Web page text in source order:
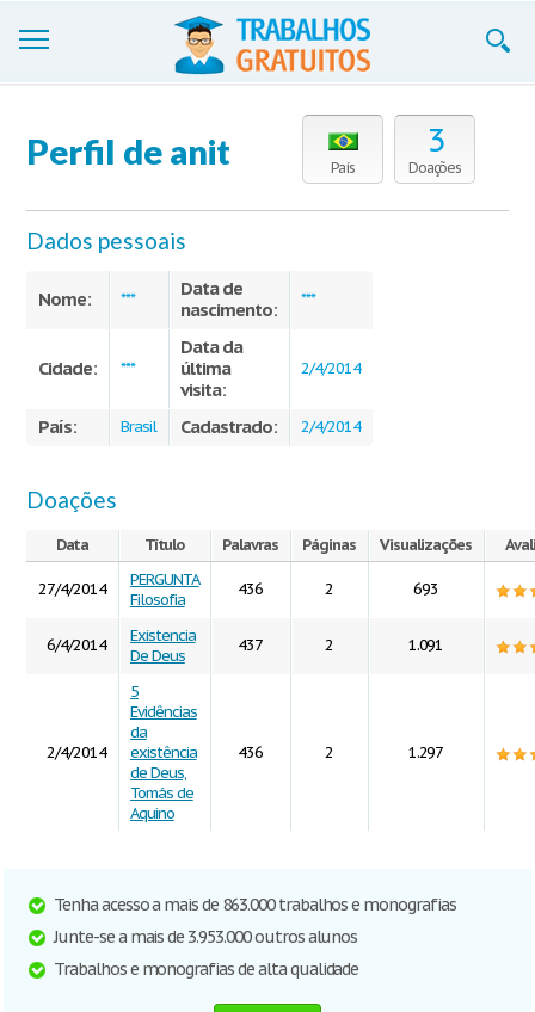
Cadastre-se
Entre
País
3
Doações
Perfil de anit
Dados pessoais
Nome: ***
Data de
nascimento:
***
Cidade: ***
Data da
última
visita:
2/4/2014
País: Brasil Cadastrado: 2/4/2014
Doações
Data Título Palavras Páginas Visualizações
27/4/2014
PERGUNTA
Filosofia
436 2 693
6/4/2014
Existencia
De Deus
437 2 1.091
2/4/2014
5
Evidências
da
existência
de Deus,
Tomás de
Aquino
436 2 1.297
Tenha acesso a mais de 863.000 trabalhos e monografias
Junte-se a mais de 3.953.000 outros alunos
Trabalhos e monografias de alta qualidade